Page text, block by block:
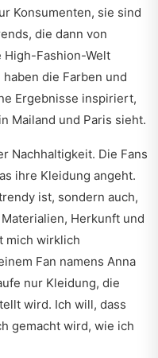
Konsumenten, sie sind
die dann von
Fashion-Welt
die Farben und
Ergebnisse inspiriert,
Mailand und Paris sieht.
Nachhaltigkeit. Die Fans
ihre Kleidung angeht.
ist, sondern auch,
Herkunft und
mich wirklich
Fan namens Anna
nur Kleidung, die
wird. Ich will, dass
gemacht wird, wie ich